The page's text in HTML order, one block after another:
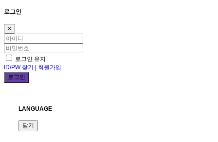
로그인
×
로그인 유지
ID/PW 찾기
회원가입
LANGUAGE
닫기